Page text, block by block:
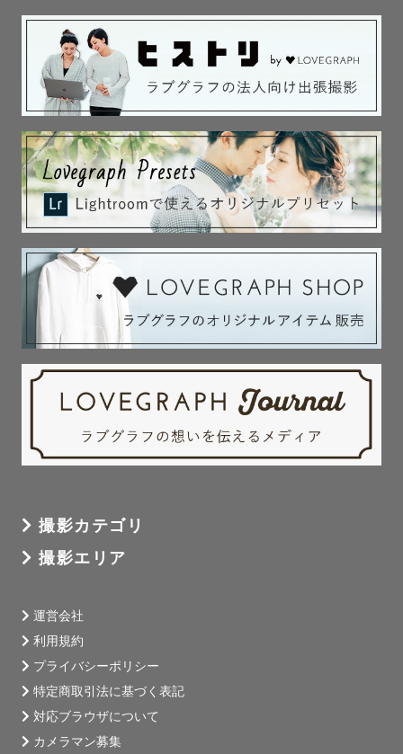
横浜市　伊勢山皇大神宮
山田神社
称名寺
横濱水天宮
神鳥前川神社
孝道山
川崎市　溝口神社
川崎大師
日枝神社
藤沢市　鵠沼皇大神宮
白旗神社
相模原市　鹿島神社
座間市　鈴鹿明神社
🔻お問い合わせ🔻
「公式LINEで問い合わせる」からご相談ください。
△や✕の日や時間帯でも対応可能な場合がございますの
空き日程にてお申し込み後、調整させていただければと思
います。
させていただきます。
※未就学児がおりますので返信が遅くなる場合がございま
カメラマンネームあやまるの由来。
名前があやで雰囲気や体型が(笑)丸いので
「あやまる」という名前にしました。
外出先でよく道を尋ねられるほど、親しみやすい見た目を
しております
撮影カテゴリ
撮影エリア
運営会社
利用規約
プライバシーポリシー
特定商取引法に基づく表記
対応ブラウザについて
カメラマン募集